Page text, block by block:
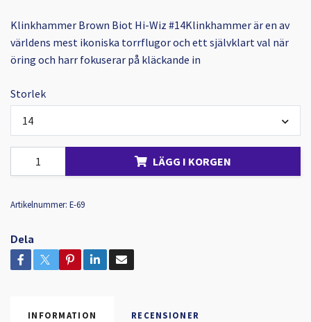
Klinkhammer Brown Biot Hi-Wiz #14Klinkhammer är en av
världens mest ikoniska torrflugor och ett självklart val när
öring och harr fokuserar på kläckande in
Storlek
14
LÄGG I KORGEN
Artikelnummer: E-69
Dela
INFORMATION RECENSIONER